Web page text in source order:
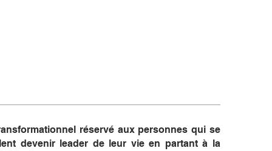
réservé aux personnes qui se
devenir leader de leur vie en partant à la